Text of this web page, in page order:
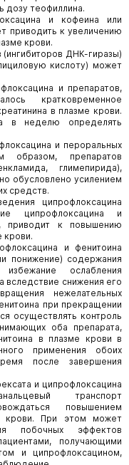
дозу теофиллина.
и кофеина или
приводить к увеличению
крови.
ДНК-гиразы)
кислоту) может
и препаратов,
кратковременное
в плазме крови.
в неделю определять
и пероральных
образом, препаратов
глимепирида),
обусловлено усилением
средств.
ципрофлоксацина
ципрофлоксацина и
приводит к повышению
крови.
и фенитоина
понижение) содержания
ослабления
вследствие снижения его
нежелательных
при прекращении
осуществлять контроль
оба препарата,
в плазме крови в
применения обоих
после завершения
и ципрофлоксацина
транспорт
повышением
крови. При этом может
побочных эффектов
получающими
и ципрофлоксацином,